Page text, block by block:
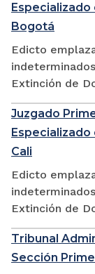
Especializado
Bogotá
Edicto
Extinción de
Juzgado
Especializado
Cali
Edicto
Extinción de
Tribunal
Sección